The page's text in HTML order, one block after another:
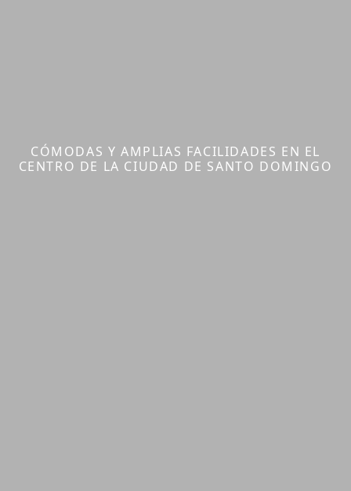
CÓMODAS Y AMPLIAS FACILIDADES EN EL
CENTRO DE LA CIUDAD DE SANTO DOMINGO